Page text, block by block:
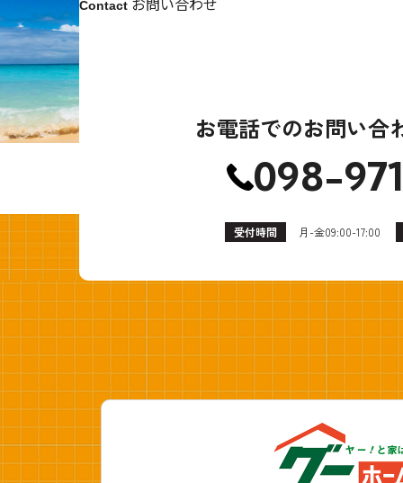
Contact
お電話でのお問い合
098-
受付時間 月-金09:00-17:00